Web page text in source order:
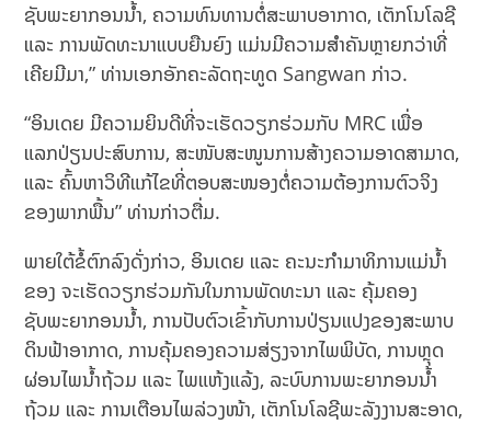
ຊັບພະຍາກອນນ້ຳ, ຄວາມທົນທານຕໍ່ສະພາບອາກາດ, ເຕັກໂນໂລຊີ
ແລະ ການພັດທະນາແບບຍືນຍົງ ແມ່ນມີຄວາມສຳຄັນຫຼາຍກວ່າທີ່
ເຄີຍມີມາ,” ທ່ານເອກອັກຄະລັດຖະທູດ Sangwan ກ່າວ.
“ອິນເດຍ ມີຄວາມຍິນດີທີ່ຈະເຮັດວຽກຮ່ວມກັບ MRC ເພື່ອ
ແລກປ່ຽນປະສົບການ, ສະໜັບສະໜູນການສ້າງຄວາມອາດສາມາດ,
ແລະ ຄົ້ນຫາວິທີແກ້ໄຂທີ່ຕອບສະໜອງຕໍ່ຄວາມຕ້ອງການຕົວຈິງ
ຂອງພາກພື້ນ” ທ່ານກ່າວຕື່ມ.
ພາຍໃຕ້ຂໍ້ຕົກລົງດັ່ງກ່າວ, ອິນເດຍ ແລະ ຄະນະກຳມາທິການແມ່ນ້ຳ
ຂອງ ຈະເຮັດວຽກຮ່ວມກັນໃນການພັດທະນາ ແລະ ຄຸ້ມຄອງ
ຊັບພະຍາກອນນ້ຳ, ການປັບຕົວເຂົ້າກັບການປ່ຽນແປງຂອງສະພາບ
ດິນຟ້າອາກາດ, ການຄຸ້ມຄອງຄວາມສ່ຽງຈາກໄພພິບັດ, ການຫຼຸດ
ຜ່ອນໄພນ້ຳຖ້ວມ ແລະ ໄພແຫ້ງແລ້ງ, ລະບົບການພະຍາກອນນ້ຳ
ຖ້ວມ ແລະ ການເຕືອນໄພລ່ວງໜ້າ, ເຕັກໂນໂລຊີພະລັງງານສະອາດ,